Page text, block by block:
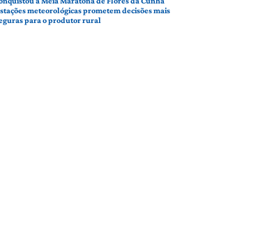
meteorológicas prometem decisões mais
para o produtor rural